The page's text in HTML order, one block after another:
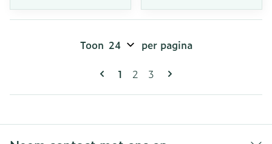
Pagina's
U lees momenteel pagina
1 Pagina
2 Pagina
3
Toon per pagina